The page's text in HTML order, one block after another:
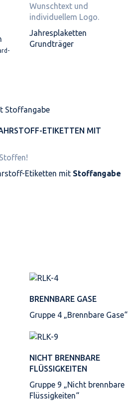
Wunschtext und
individuellem Logo.
Jahresplaketten
Grundträger
ETIKETTEN MIT
Stoffen!
Etiketten mit Stoffangabe
BRENNBARE GASE
Gruppe 4 „Brennbare Gase“
NICHT BRENNBARE
FLÜSSIGKEITEN
Gruppe 9 „Nicht brennbare
Flüssigkeiten“